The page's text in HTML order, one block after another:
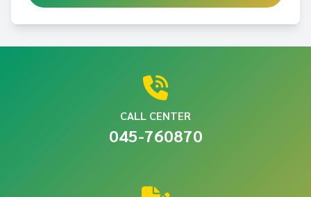
CALL CENTER
045-760870